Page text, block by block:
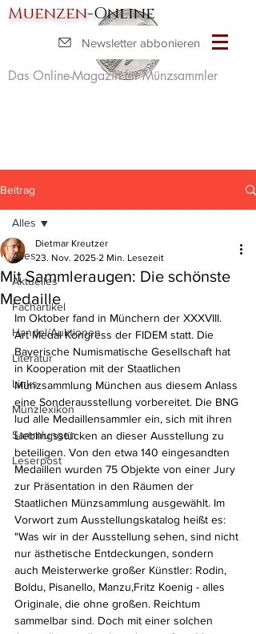
Muenzen-Online
Das Online-Magazin für Münzsammler
Newsletter abbonieren
Beitrag
Alles
Aktuelles
Fachartikel
Handel/Auktionen
Literatur
Links
Münzlexikon
Sammlungen
Leserpost
Alles
Mit Sammleraugen: Die schönste
Medaille
Dietmar Kreutzer
23. Nov. 2025 2 Min. Lesezeit
Im Oktober fand in Münchern der XXXVIII.
Art Medal Kongress der FIDEM statt. Die
Bayerische Numismatische Gesellschaft hat
in Kooperation mit der Staatlichen
Münzsammlung München aus diesem Anlass
eine Sonderausstellung vorbereitet. Die BNG
lud alle Medaillensammler ein, sich mit ihren
Lieblingsstücken an dieser Ausstellung zu
beteiligen. Von den etwa 140 eingesandten
Medaillen wurden 75 Objekte von einer Jury
zur Präsentation in den Räumen der
Staatlichen Münzsammlung ausgewählt. Im
Vorwort zum Ausstellungskatalog heißt es:
"Was wir in der Ausstellung sehen, sind nicht
nur ästhetische Entdeckungen, sondern
auch Meisterwerke großer Künstler: Rodin,
Boldu, Pisanello, Manzu,Fritz Koenig - alles
Originale, die ohne großen. Reichtum
sammelbar sind. Doch mit einer solchen